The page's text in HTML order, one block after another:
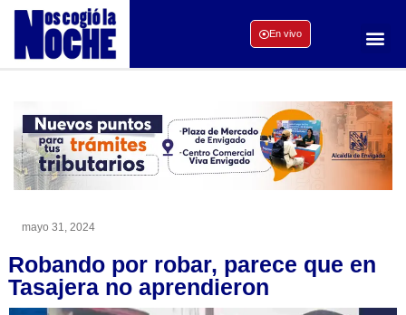
En vivo
mayo 31, 2024
Robando por robar, parece que en
Tasajera no aprendieron